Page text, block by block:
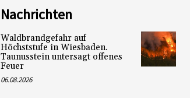
Nachrichten
Waldbrandgefahr auf
Höchststufe in Wiesbaden.
Taunusstein untersagt offenes
Feuer
06.08.2026